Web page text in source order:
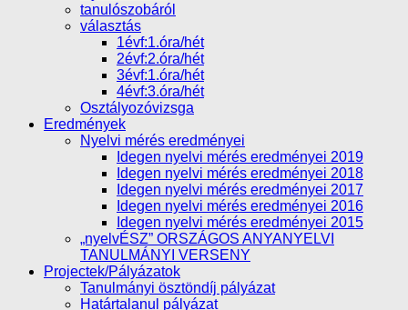
tanulószobáról
választás
1évf:1.óra/hét
2évf:2.óra/hét
3évf:1.óra/hét
4évf:3.óra/hét
Osztályozóvizsga
Eredmények
Nyelvi mérés eredményei
Idegen nyelvi mérés eredményei 2019
Idegen nyelvi mérés eredményei 2018
Idegen nyelvi mérés eredményei 2017
Idegen nyelvi mérés eredményei 2016
Idegen nyelvi mérés eredményei 2015
„nyelvÉSZ” ORSZÁGOS ANYANYELVI
TANULMÁNYI VERSENY
Projectek/Pályázatok
Tanulmányi ösztöndíj pályázat
Határtalanul pályázat